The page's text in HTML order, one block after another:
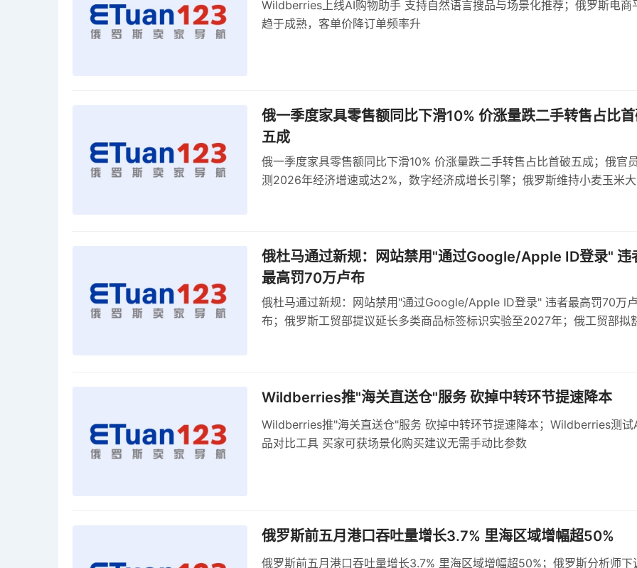
Wildberries上线AI购物助手 支持自然语言搜品与场景化推荐；俄罗斯电商
趋于成熟，客单价降订单频率升
俄一季度家具零售额同比下滑10% 价涨量跌二手转售占比
五成
俄一季度家具零售额同比下滑10% 价涨量跌二手转售占比首破五成；俄官
测2026年经济增速或达2%，数字经济成增长引擎；俄罗斯维持小麦玉米
俄杜马通过新规：网站禁用"通过Google/Apple ID登录" 违
最高罚70万卢布
俄杜马通过新规：网站禁用"通过Google/Apple ID登录" 违者最高罚70万
布；俄罗斯工贸部提议延长多类商品标签标识实验至2027年；俄工贸部拟
Wildberries推"海关直送仓"服务 砍掉中转环节提速降本
Wildberries推"海关直送仓"服务 砍掉中转环节提速降本；Wildberries测试
品对比工具 买家可获场景化购买建议无需手动比参数
俄罗斯前五月港口吞吐量增长3.7% 里海区域增幅超50%
俄罗斯前五月港口吞吐量增长3.7% 里海区域增幅超50%；俄罗斯分析师下